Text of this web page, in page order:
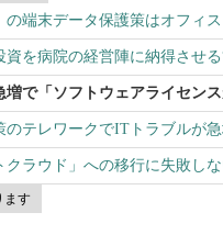
の端末データ保護策はオフ
資を病院の経営陣に納得させ
増で「ソフトウェアライセン
のテレワークでITトラブルが
クラウド」への移行に失敗し
ます